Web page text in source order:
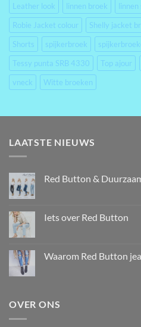
Leather look
linnen broek linnen
Robie Jacket colour
Shelly jacket
Shorts
spijkerbroek
Tessy punta SRB 4330
Top ajour
vneck
Witte broeken
LAATSTE NIEUWS
Red Button &
Iets over Red Button
Waarom Red Button
OVER ONS